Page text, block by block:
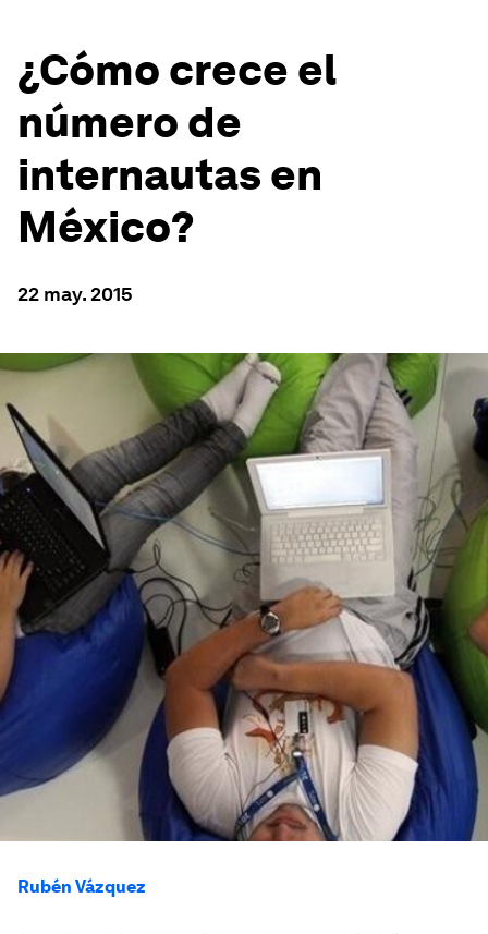
¿Cómo crece el
número de
internautas en
México?
22 may. 2015
Rubén Vázquez